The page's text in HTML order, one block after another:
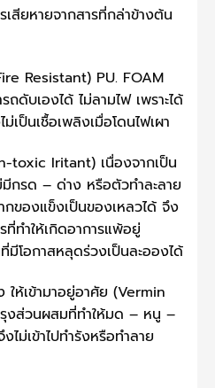
สียหายจากสารที่กล่าข้างต้น
Resistant) PU. FOAM
ดับเองได้ ไม่ลามไฟ เพราะได้
เป็นเชื้อเพลิงเมื่อโดนไฟเผา
toxic Iritant) เนื่องจากเป็น
กรด – ด่าง หรือตัวทำละลาย
กของแข็งเป็นของเหลวได้ จึง
ที่ทำให้เกิดอาการแพ้อยู่
มีโอกาสหลุดร่วงเป็นละอองได้
ห้เข้ามาอยู่อาศัย (Vermin
งส่วนผสมที่ทำให้มด – หนู –
ม่เข้าไปทำรังหรือทำลาย